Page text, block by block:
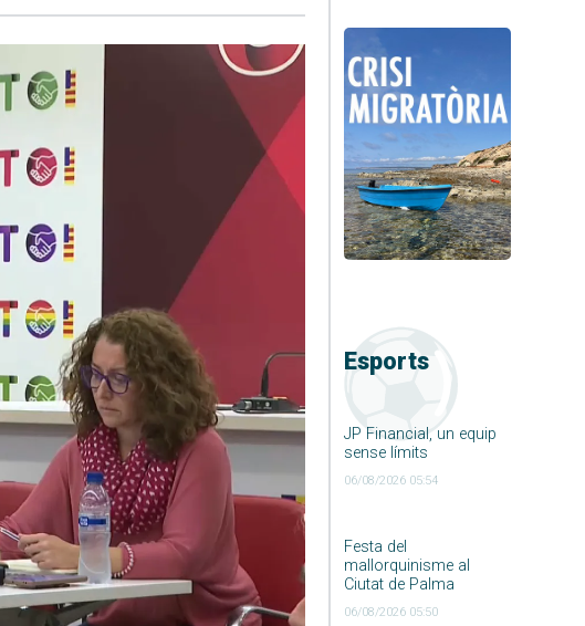
Esports
JP Financial, un equip
sense límits
06/08/2026 05:54
Festa del
mallorquinisme al
Ciutat de Palma
06/08/2026 05:50